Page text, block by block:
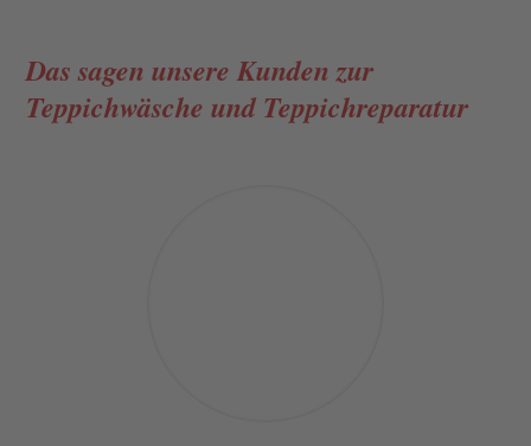
Das sagen unsere Kundenzur
Teppichwäsche und Teppichreparatur